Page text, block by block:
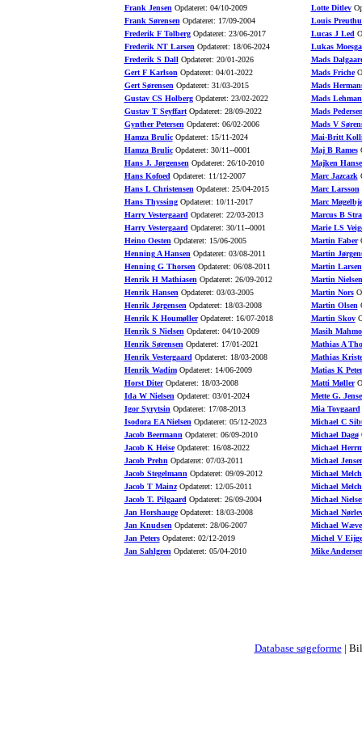
Frank Jensen Opdateret: 04/10-2009
Frank Sørensen Opdateret: 17/09-2004
Frederik F TolbergOpdateret: 23/06-2017
Frederik NT Larsen Opdateret: 18/06-2024
Frederik S DallOpdateret: 20/01-2026
Gert F Karlson Opdateret: 04/01-2022
Gert Sørensen Opdateret: 31/03-2015
Gustav CS HolbergOpdateret: 23/02-2022
Gustav T SeyffartOpdateret: 28/09-2022
Gynther Petersen Opdateret: 06/02-2006
Hamza BrulicOpdateret: 15/11-2024
Hamza BrulicOpdateret: 30/11--0001
Hans J. Jørgensen Opdateret: 26/10-2010
Hans Kofoed Opdateret: 11/12-2007
Hans L Christensen Opdateret: 25/04-2015
Hans ThyssingOpdateret: 10/11-2017
Harry Vestergaard Opdateret: 22/03-2013
Harry Vestergaard Opdateret: 30/11--0001
Heino Oesten Opdateret: 15/06-2005
Henning A Hansen Opdateret: 03/08-2011
Henning G Thorsen Opdateret: 06/08-2011
Henrik H Mathiasen Opdateret: 26/09-2012
Henrik Hansen Opdateret: 03/03-2005
Henrik Jørgensen Opdateret: 18/03-2008
Henrik K HoumøllerOpdateret: 16/07-2018
Henrik S Nielsen Opdateret: 04/10-2009
Henrik Sørensen Opdateret: 17/01-2021
Henrik Vestergaard Opdateret: 18/03-2008
Henrik WadimOpdateret: 14/06-2009
Horst DiterOpdateret: 18/03-2008
Ida W Nielsen Opdateret: 03/01-2024
Igor Syrytsin Opdateret: 17/08-2013
Isodora EA Nielsen Opdateret: 05/12-2023
Jacob Beermann Opdateret: 06/09-2010
Jacob K HeiseOpdateret: 16/08-2022
Jacob Prehn Opdateret: 07/03-2011
Jacob Stegelmann Opdateret: 09/09-2012
Jacob T MainzOpdateret: 12/05-2011
Jacob T. Pilgaard Opdateret: 26/09-2004
Jan HorshaugeOpdateret: 18/03-2008
Jan Knudsen Opdateret: 28/06-2007
Jan PetersOpdateret: 02/12-2019
Jan Sahlgren Opdateret: 05/04-2010
Lotte Ditlev
Louis
Lucas J Led
Lukas
Mads
Mads Friche
Mads
Mads
Mads
Mads V
Mai-Britt
Maj B Rames
Majken
Marc Jazcazk
Marc Larsson
Marc
Marcus B
Marie LS
Martin Faber
Martin
Martin Larsen
Martin Nielsen
Martin Nors
Martin Olsen
Martin Skov
Masih
Mathias A
Mathias
Matias K
Matti Møller
Mette G.
Mia Tovgaard
Michael C
Michael Dagø
Michael
Michael
Michael
Michael
Michael
Michael
Michael
Michel V
Mike
Database søgeforme|